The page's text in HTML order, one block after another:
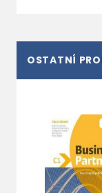
OSTATNÍ